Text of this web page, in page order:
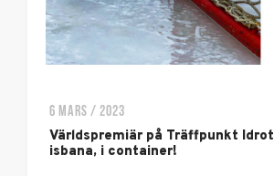
6 MARS / 2023
Världspremiär på Träffpunkt
isbana, i container!